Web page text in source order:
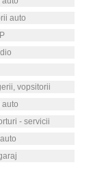
auto
vopsitorii
auto
- servicii